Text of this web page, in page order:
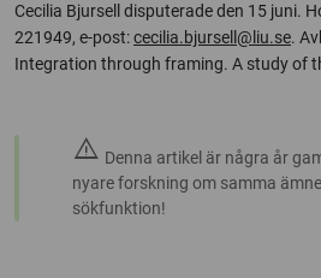
Cecilia Bjursell disputerade den 15 juni.
221949, e-post:cecilia.bjursell@liu.se.
Integration through framing. A study of
warning Denna artikel är några år
nyare forskning om samma
sökfunktion!